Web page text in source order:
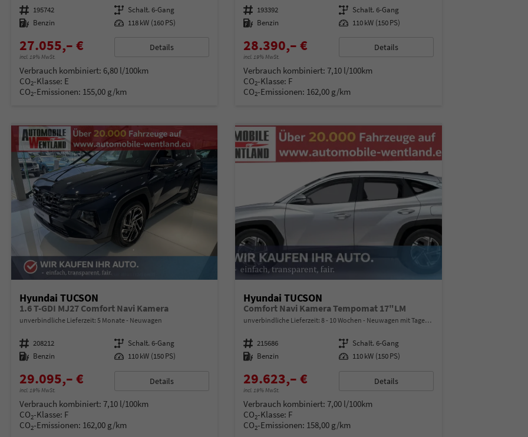
Fahrzeugnummer 195742 Getriebe Schalt. 6-Gang
Kraftstoff Benzin Leistung 118 kW (160 PS)
27.055,– €
incl. 19% MwSt.
Details
Verbrauch kombiniert: 6,80 l/100km
CO2-Klasse: E
CO2-Emissionen: 155,00 g/km
Fahrzeugnummer 193392 Getriebe Schalt. 6-Gang
Kraftstoff Benzin Leistung 110 kW (150 PS)
28.390,– €
incl. 19% MwSt.
Details
Verbrauch kombiniert:7,10 l/100km
CO2-Klasse: F
CO2-Emissionen: 162,00 g/km
Hyundai TUCSON
1.6 T-GDI MJ27 Comfort Navi Kamera
unverbindliche Lieferzeit: 5 Monate Neuwagen
Fahrzeugnummer 208212 Getriebe Schalt. 6-Gang
Kraftstoff Benzin Leistung 110 kW (150 PS)
29.095,– €
incl. 19% MwSt.
Details
Verbrauch kombiniert: 7,10 l/100km
CO2-Klasse: F
CO2-Emissionen: 162,00 g/km
Hyundai TUCSON
Comfort Navi Kamera Tempomat 17"LM
unverbindliche Lieferzeit: 8 - 10 Wochen Neuwagen mit Tageszulassung
Fahrzeugnummer 215686 Getriebe Schalt. 6-Gang
Kraftstoff Benzin Leistung 110 kW (150 PS)
29.623,– €
incl. 19% MwSt.
Details
Verbrauch kombiniert:7,00 l/100km
CO2-Klasse: F
CO2-Emissionen: 158,00 g/km